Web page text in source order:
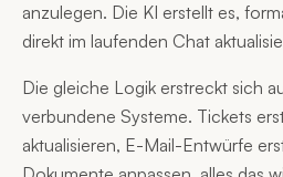
anzulegen. Die KI erstellt es,
direkt im laufenden Chat
Die gleiche Logik erstreckt sich
verbundene Systeme. Tickets
aktualisieren, E-Mail-Entwürfe